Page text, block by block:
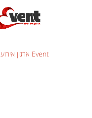
Event ארגון אירועים